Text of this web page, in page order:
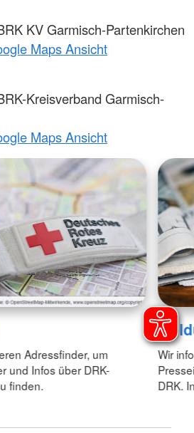
KV Garmisch-Partenkirchen
Maps Ansicht
Kreisverband Garmisch-
Maps Ansicht
Adressfinder, um
und Infos über DRK-
finden.
Wir
DRK.